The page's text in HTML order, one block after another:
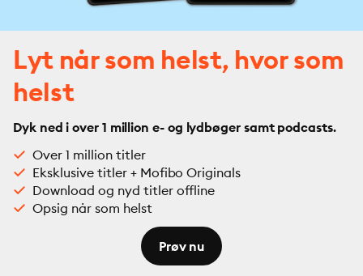
Lyt når som helst, hvor som
helst
Dyk ned i over 1 million e- og lydbøger samt podcasts.
Over 1 million titler
Eksklusive titler + Mofibo Originals
Download og nyd titler offline
Opsig når som helst
Prøv nu